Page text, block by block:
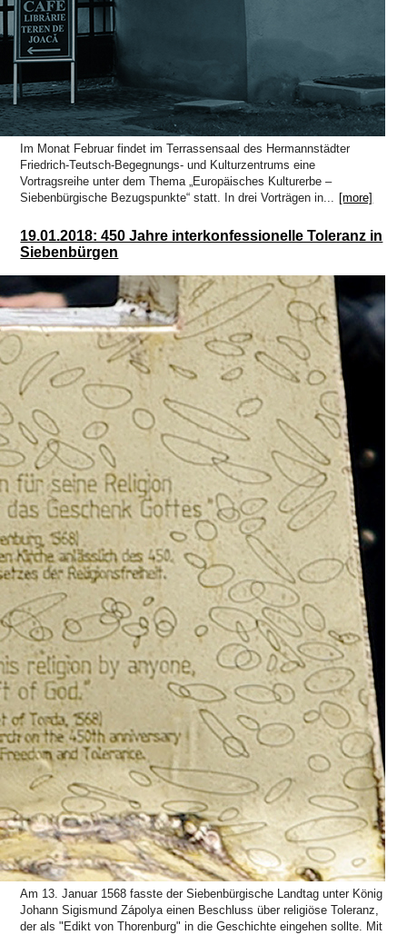
Im Monat Februar findet im Terrassensaal des Hermannstädter
Friedrich-Teutsch-Begegnungs- und Kulturzentrums eine
Vortragsreihe unter dem Thema „Europäisches Kulturerbe –
Siebenbürgische Bezugspunkte“ statt. In drei Vorträgen in... [more]
19.01.2018: 450 Jahre interkonfessionelle Toleranz in
Siebenbürgen
Am 13. Januar 1568 fasste der Siebenbürgische Landtag unter König
Johann Sigismund Zápolya einen Beschluss über religiöse Toleranz,
der als "Edikt von Thorenburg" in die Geschichte eingehen sollte. Mit